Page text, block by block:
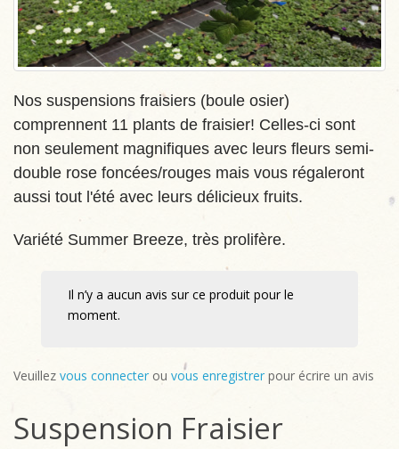
Nos suspensions fraisiers (boule osier)
comprennent 11 plants de fraisier! Celles-ci sont
non seulement magnifiques avec leurs fleurs semi-
double rose foncées/rouges mais vous régaleront
aussi tout l'été avec leurs délicieux fruits.
Variété Summer Breeze, très prolifère.
Il n’y a aucun avis sur ce produit pour le
moment.
Veuillez vous connecter ou vous enregistrer pour écrire un avis
Suspension Fraisier